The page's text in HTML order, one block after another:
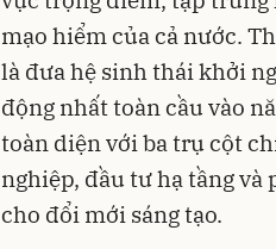
mạo hiểm của cả nước.
là đưa hệ sinh thái khởi
động nhất toàn cầu vào
toàn diện với ba trụ cột
nghiệp, đầu tư hạ tầng
cho đổi mới sáng tạo.